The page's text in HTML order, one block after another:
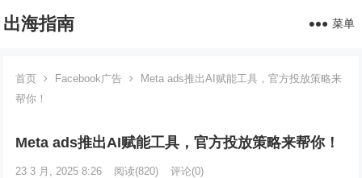
出海指南 菜单
首页 Facebook广告
Meta ads推出AI赋能工具，官方投放策略来
帮你！
Meta ads推出AI赋能工具，官方投放策略来帮你！
23 3 月, 2025 8:26 阅读(820) 评论(0)